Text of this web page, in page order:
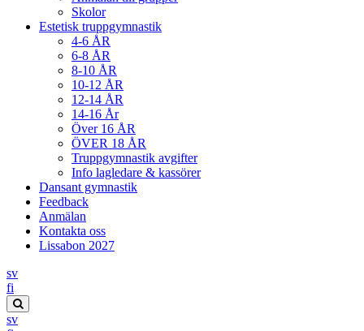
Skolor
Estetisk truppgymnastik
4-6 ÅR
6-8 ÅR
8-10 ÅR
10-12 ÅR
12-14 ÅR
14-16 År
Över 16 ÅR
ÖVER 18 ÅR
Truppgymnastik avgifter
Info lagledare & kassörer
Dansant gymnastik
Feedback
Anmälan
Kontakta oss
Lissabon 2027
sv
fi
Search
this
sv